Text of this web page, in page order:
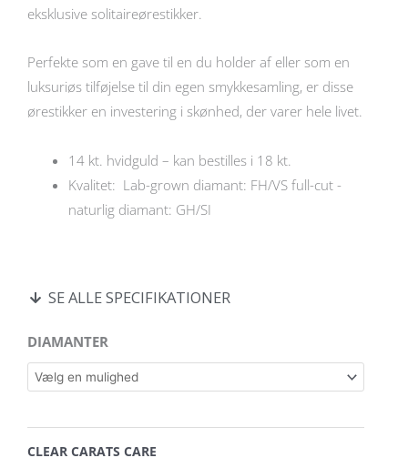
eksklusive solitaireørestikker.
Perfekte som en gave til en du holder af eller som en
luksuriøs tilføjelse til din egen smykkesamling, er disse
ørestikker en investering i skønhed, der varer hele livet.
14 kt. hvidguld – kan bestilles i 18 kt.
Kvalitet: Lab-grown diamant: FH/VS full-cut -
naturlig diamant: GH/SI
SE ALLE SPECIFIKATIONER
DIAMANTER
CLEAR CARATS CARE
Luna
solitaire
ørestikker
14
kt.